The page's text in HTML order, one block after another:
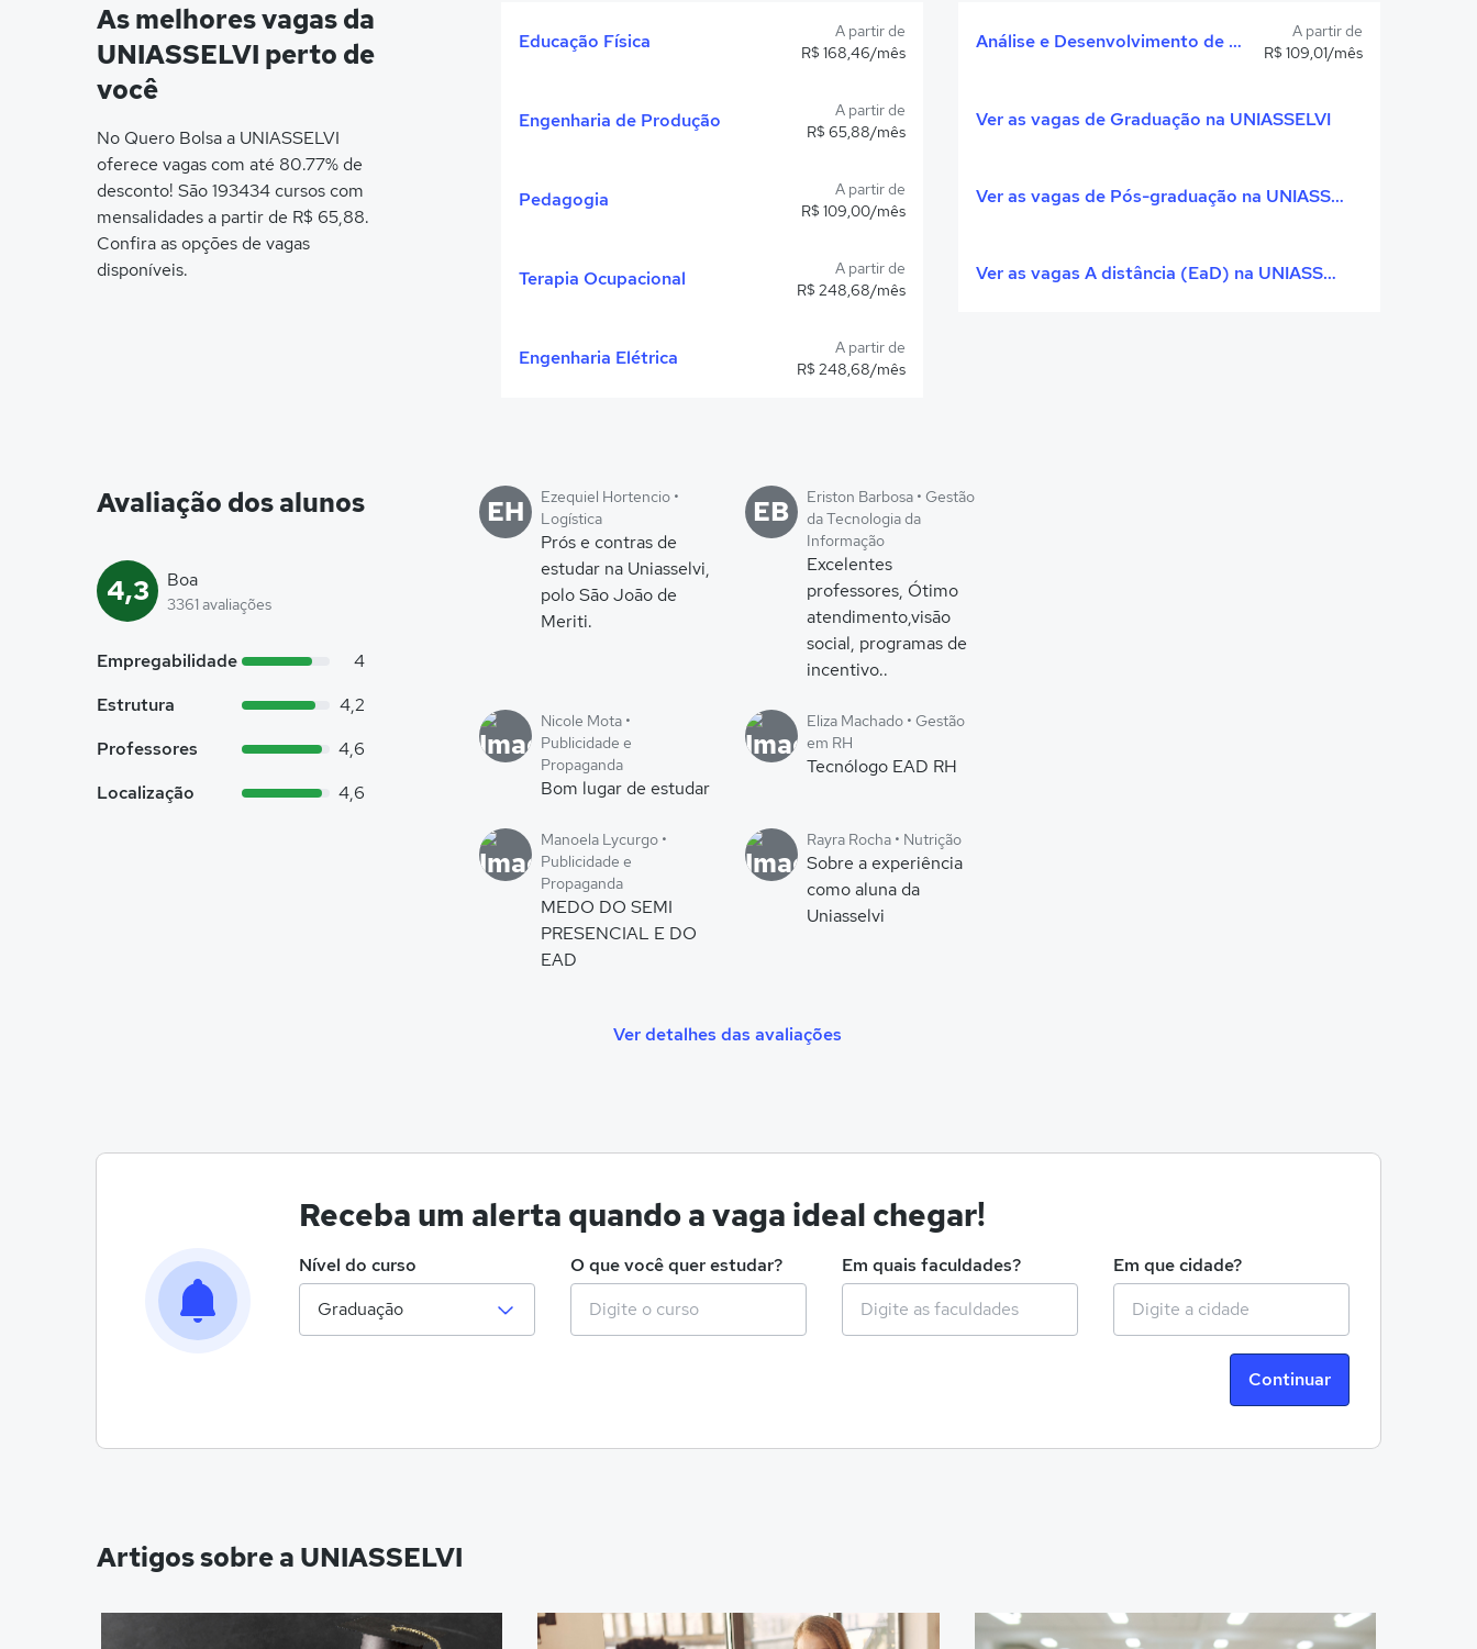
As melhores vagas da
UNIASSELVI perto de
você
No Quero Bolsa a UNIASSELVI
oferece vagas com até 80.77% de
desconto! São 193434 cursos com
mensalidades a partir de R$ 65,88.
Confira as opções de vagas
disponíveis.
Educação Física
A partir de
R$ 168,46/mês
Engenharia de Produção
A partir de
R$ 65,88/mês
Pedagogia
A partir de
R$ 109,00/mês
Terapia Ocupacional
A partir de
R$ 248,68/mês
Engenharia Elétrica
A partir de
R$ 248,68/mês
Análise e Desenvolvimento de Sistemas
A partir de
R$ 109,01/mês
Ver as vagas de Graduação na UNIASSELVI
Ver as vagas de Pós-graduação na UNIASSELVI
Ver as vagas A distância (EaD) na UNIASSELVI
Avaliação dos alunos
4,3 Boa
3361 avaliações
Empregabilidade
4
Estrutura
4,2
Professores
4,6
Localização
4,6
EH
Ezequiel Hortencio •
Logística
Prós e contras de
estudar na Uniasselvi,
polo São João de
Meriti.
EB
Eriston Barbosa • Gestão
da Tecnologia da
Informação
Excelentes
professores, Ótimo
atendimento,visão
social, programas de
incentivo..
Nicole Mota •
Publicidade e
Propaganda
Bom lugar de estudar
Eliza Machado • Gestão
em RH
Tecnólogo EAD RH
Manoela Lycurgo •
Publicidade e
Propaganda
MEDO DO SEMI
PRESENCIAL E DO
EAD
Rayra Rocha • Nutrição
Sobre a experiência
como aluna da
Uniasselvi
Ver detalhes das avaliações
Receba um alerta quando a vaga ideal chegar!
Nível do curso O que você quer estudar? Em quais faculdades? Em que cidade?
Continuar
Artigos sobre a UNIASSELVI